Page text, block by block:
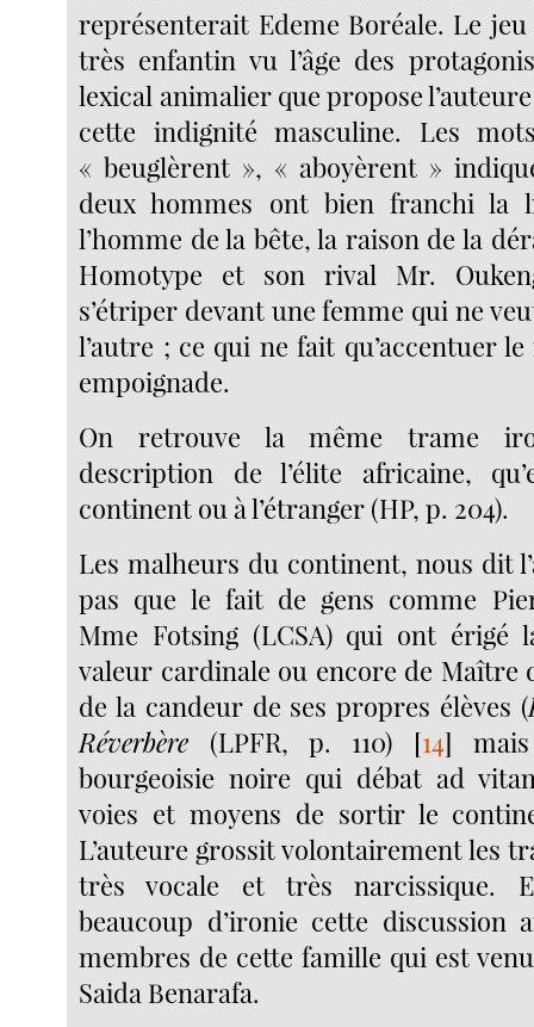
représenterait Edeme Boréale. Le
très enfantin vu l’âge des
lexical animalier que propose
cette indignité masculine. Les
« beuglèrent », « aboyèrent »
deux hommes ont bien franchi la
l’homme de la bête, la raison de la
Homotype et son rival Mr.
s’étriper devant une femme qui ne
l’autre ; ce qui ne fait qu’accentuer
empoignade.
On retrouve la même trame
description de l’élite africaine,
continent ou à l’étranger (HP, p. 204).
Les malheurs du continent, nous dit
pas que le fait de gens comme
Mme Fotsing (LCSA) qui ont érigé
valeur cardinale ou encore de Maître
de la candeur de ses propres élèves (
Réverbère (LPFR, p. 110) [14]
bourgeoisie noire qui débat ad
voies et moyens de sortir le
L’auteure grossit volontairement les
très vocale et très narcissique.
beaucoup d’ironie cette discussion
membres de cette famille qui est
Saida Benarafa.